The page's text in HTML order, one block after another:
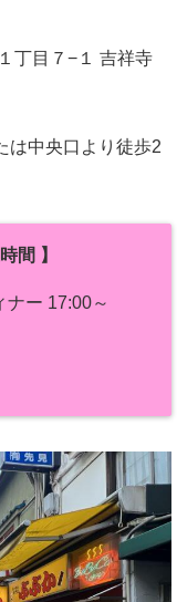
丁目７−１ 吉祥寺
は中央口より徒歩2
間 】
ナー 17:00～